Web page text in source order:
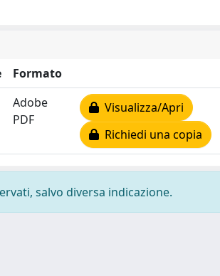
Formato
Adobe
PDF
Visualizza/Apri
Richiedi una copia
salvo diversa indicazione.